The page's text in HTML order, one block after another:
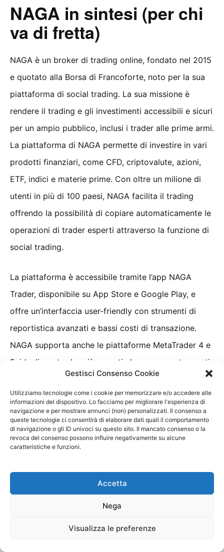
Gestisci Consenso Cookie
Utilizziamo tecnologie come i cookie per memorizzare e/o accedere alle
informazioni del dispositivo. Lo facciamo per migliorare l'esperienza di
navigazione e per mostrare annunci (non) personalizzati. Il consenso a
queste tecnologie ci consentirà di elaborare dati quali il comportamento
di navigazione o gli ID univoci su questo sito. Il mancato consenso o la
revoca del consenso possono influire negativamente su alcune
caratteristiche e funzioni.
Accetta
Nega
Visualizza le preferenze
NAGA in sintesi (per chi
va di fretta)
NAGA è un broker di trading online, fondato nel 2015
e quotato alla Borsa di Francoforte, noto per la sua
piattaforma di social trading. La sua missione è
rendere il trading e gli investimenti accessibili e sicuri
per un ampio pubblico, inclusi i trader alle prime armi.
La piattaforma di NAGA permette di investire in vari
prodotti finanziari, come CFD, criptovalute, azioni,
ETF, indici e materie prime. Con oltre un milione di
utenti in più di 100 paesi, NAGA facilita il trading
offrendo la possibilità di copiare automaticamente le
operazioni di trader esperti attraverso la funzione di
social trading.
La piattaforma è accessibile tramite l’app NAGA
Trader, disponibile su App Store e Google Play, e
offre un’interfaccia user-friendly con strumenti di
reportistica avanzati e bassi costi di transazione.
NAGA supporta anche le piattaforme MetaTrader 4 e
5, ideali per trader più esperti che cercano strumenti
di analisi avanzati e automazione.
Per garantire sicurezza e conformità, NAGA è
regolamentato dall’Autorità per i Servizi Finanziari
delle Seychelles (FSA) e dalla CySEC, e i fondi dei
offre un servizio clienti in 14 lingue e una vasta
gamma di risorse educative, inclusi webinar ed
eBook, per aiutare i trader a migliorare le loro
durante il trading di CFD con questi fornitori. Valuta se puoi permetterti di correre